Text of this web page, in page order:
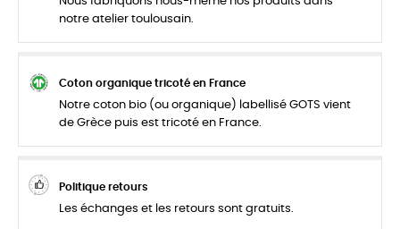
notre atelier toulousain.
Coton organique tricoté en France
Notre coton bio (ou organique) labellisé GOTS vient
de Grèce puis est tricoté en France.
Politique retours
Les échanges et les retours sont gratuits.